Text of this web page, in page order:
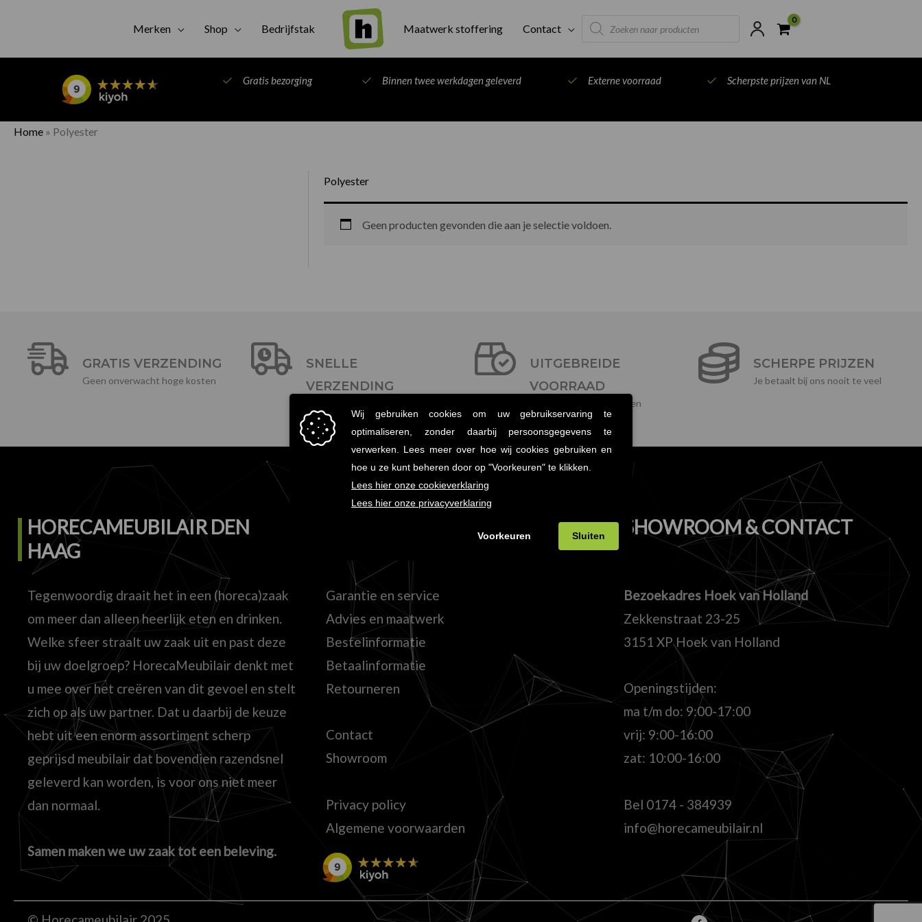
Merken Shop Bedrijfstak Maatwerk stoffering Contact
Products
search
Gratis bezorging Binnen twee werkdagen geleverd Externe voorraad Scherpste prijzen van NL
Home » Polyester
Polyester
Geen producten gevonden die aan je selectie voldoen.
GRATIS VERZENDING
Geen onverwacht hoge kosten
SNELLE
VERZENDING
UITGEBREIDE
VOORRAAD
Meer dan 30.000 artikelen
SCHERPE PRIJZEN
Je betaalt bij ons nooit te veel
HORECAMEUBILAIR DEN
HAAG
Tegenwoordig draait het in een (horeca)zaak
om meer dan alleen heerlijk eten en drinken.
Welke sfeer straalt uw zaak uit en past deze
bij uw doelgroep? HorecaMeubilair denkt met
u mee over het creëren van dit gevoel en stelt
zich op als uw partner. Dat u daarbij de keuze
hebt uit een enorm assortiment scherp
geprijsd meubilair dat bovendien razendsnel
geleverd kan worden, is voor ons niet meer
dan normaal.
Samen maken we uw zaak tot een beleving.
KLANTENSERVICE
Garantie en service
Advies en maatwerk
Bestelinformatie
Betaalinformatie
Retourneren
Contact
Showroom
Privacy policy
Algemene voorwaarden
SHOWROOM & CONTACT
Bezoekadres Hoek van Holland
Zekkenstraat 23-25
3151 XP Hoek van Holland
Openingstijden:
ma t/m do: 9:00-17:00
vrij: 9:00-16:00
zat: 10:00-16:00
Bel 0174 - 384939
info@horecameubilair.nl